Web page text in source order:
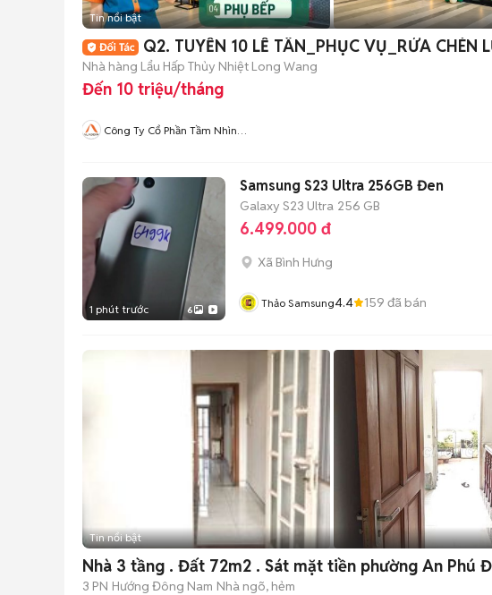
Tin nổi bật
Q2. TUYỂN 10 LỄ TÂN_PHỤC VỤ_RỬA CHÉN
Nhà hàng Lẩu Hấp Thủy Nhiệt Long Wang
Đến 10 triệu/tháng
Công Ty Cổ Phần Tầm Nhìn
1 phút trước 6
Samsung S23 Ultra 256GB Đen
Galaxy S23 Ultra 256 GB
6.499.000 đ
Xã Bình Hưng
Thảo Samsung4.4 159 đã bán
Tin nổi bật
Nhà 3 tầng . Đất 72m2 . Sát mặt tiền phường An Phú
3 PN Hướng Đông Nam Nhà ngõ, hẻm